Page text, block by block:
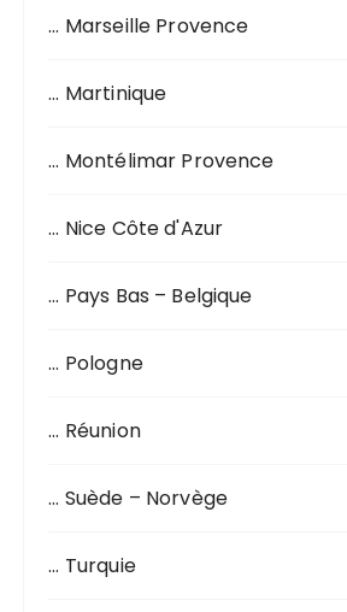
… Marseille Provence
… Martinique
… Montélimar Provence
… Nice Côte d'Azur
… Pays Bas – Belgique
… Pologne
… Réunion
… Suède – Norvège
… Turquie